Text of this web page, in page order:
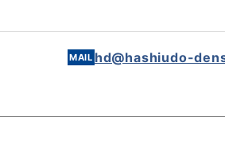
hd@hashiudo-